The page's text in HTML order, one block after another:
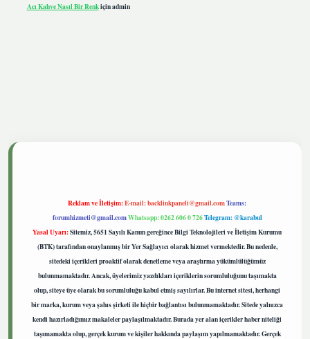
Acı Kahve Nasıl Bir Renkiçinadmin
Reklam ve İletişim:E-mail:backlinkpaneli@gmail.comTeams:
forumhizmeti@gmail.comWhatsapp: 0262 606 0 726Telegram: @karabul
Yasal Uyarı:Sitemiz, 5651 Sayılı Kanun gereğince Bilgi Teknolojileri ve İletişim Kurumu
(BTK) tarafından onaylanmış bir Yer Sağlayıcı olarak hizmet vermektedir. Bu nedenle,
sitedeki içerikleri proaktif olarak denetleme veya araştırma yükümlülüğümüz
bulunmamaktadır. Ancak, üyelerimiz yazdıkları içeriklerin sorumluluğunu taşımakta
olup, siteye üye olarak bu sorumluluğu kabul etmiş sayılırlar. Bu internet sitesi, herhangi
bir marka, kurum veya şahıs şirketi ile hiçbir bağlantısı bulunmamaktadır. Sitede yalnızca
kendi hazırladığımız makaleler paylaşılmaktadır. Burada yer alan içerikler haber niteliği
taşımamakta olup, gerçek kurum ve kişiler hakkında paylaşım yapılmamaktadır. Gerçek